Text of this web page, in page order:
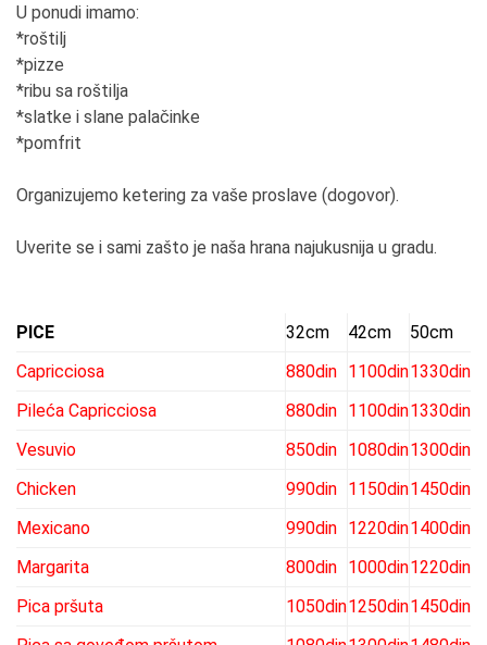
U ponudi imamo:
*roštilj
*pizze
*ribu sa roštilja
*slatke i slane palačinke
*pomfrit
Organizujemo ketering za vaše proslave (dogovor).
Uverite se i sami zašto je naša hrana najukusnija u gradu.
PICE 32cm 42cm
50cm
Capricciosa
880din 1100din1330din
Pileća Capricciosa
880din 1100din1330din
Vesuvio
850din 1080din1300din
Chicken
990din 1150din1450din
Mexicano
990din 1220din1400din
Margarita
800din 1000din1220din
Pica pršuta
1050din1250din1450din